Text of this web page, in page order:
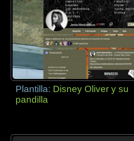
Plantilla: Disney Oliver y su
pandilla